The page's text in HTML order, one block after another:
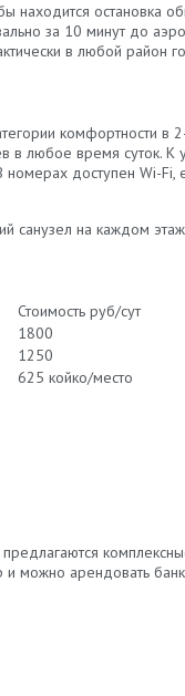
остановка
за 10 минут до
в любой район
комфортности в
в любое время суток.
доступен Wi-Fi,
санузел на каждом
Стоимость руб/сут
1800
1250
625 койко/место
можно арендовать